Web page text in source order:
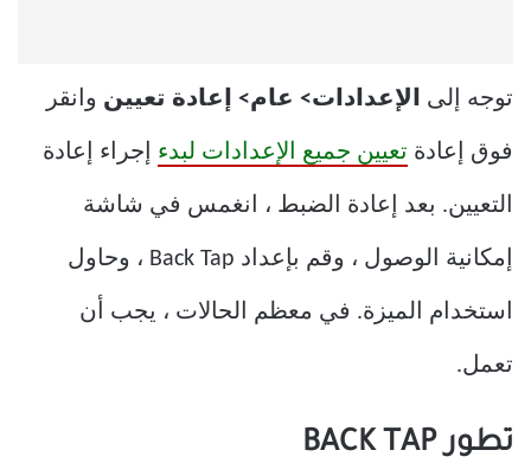
توجه إلى الإعدادات> عام> إعادة تعيين وانقر
فوق إعادة تعيين جميع الإعدادات لبدء إجراء إعادة
التعيين. بعد إعادة الضبط ، انغمس في شاشة
إمكانية الوصول ، وقم بإعداد Back Tap ، وحاول
استخدام الميزة. في معظم الحالات ، يجب أن
تعمل.
تطور BACK TAP